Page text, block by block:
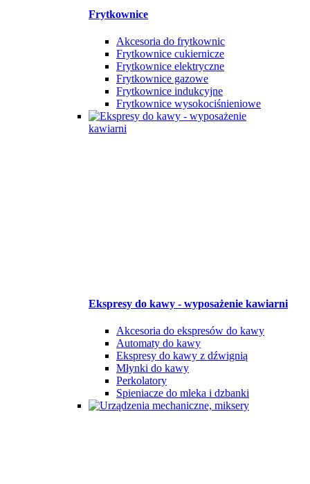
Frytkownice
Akcesoria do frytkownic
Frytkownice cukiernicze
Frytkownice elektryczne
Frytkownice gazowe
Frytkownice indukcyjne
Frytkownice wysokociśnieniowe
Ekspresy do kawy - wyposażenie kawiarni
Akcesoria do ekspresów do kawy
Automaty do kawy
Ekspresy do kawy z dźwignią
Młynki do kawy
Perkolatory
Spieniacze do mleka i dzbanki